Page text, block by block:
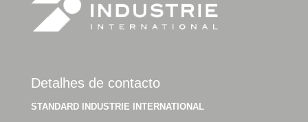
Detalhes de contacto
STANDARD INDUSTRIE INTERNATIONAL